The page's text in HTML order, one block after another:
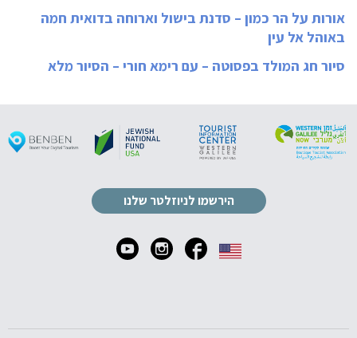
אורות על הר כמון – סדנת בישול וארוחה בדואית חמה
באוהל אל עין
סיור חג המולד בפסוטה – עם רימא חורי – הסיור מלא
הירשמו לניוזלטר שלנו